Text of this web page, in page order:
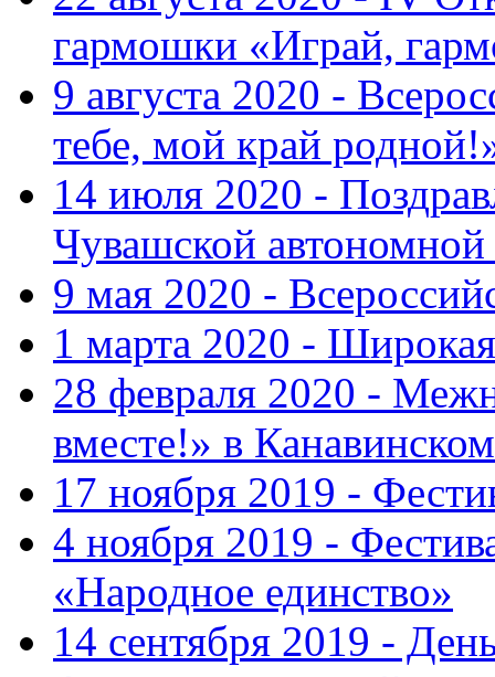
гармошки «Играй,
9 августа 2020 -
тебе, мой край
14 июля 2020 -
Чувашской автономной
9 мая 2020 -
1 марта 2020 -
28 февраля 2020 -
вместе!» в
17 ноября 2019 -
4 ноября 2019 -
«Народное единство»
14 сентября 2019 -